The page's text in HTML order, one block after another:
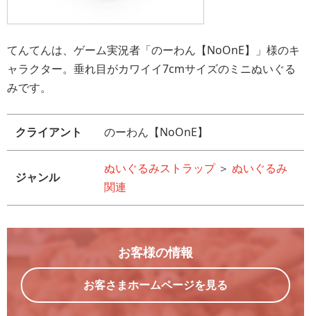
てんてんは、ゲーム実況者「のーわん【NoOnE】」様のキ
ャラクター。垂れ目がカワイイ7cmサイズのミニぬいぐる
みです。
クライアント のーわん【NoOnE】
ジャンル
ぬいぐるみストラップ＞ ぬいぐるみ
関連
お客様の情報
お客さまホームページを見る